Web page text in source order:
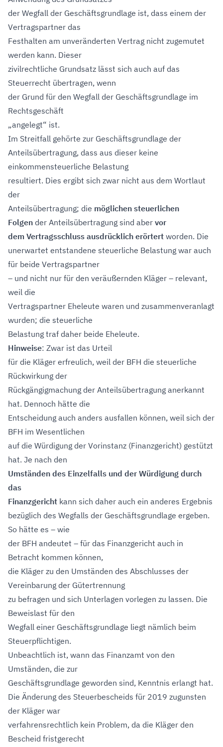
der Wegfall der Geschäftsgrundlage ist, dass einem der
Vertragspartner das
Festhalten am unveränderten Vertrag nicht zugemutet
werden kann. Dieser
zivilrechtliche Grundsatz lässt sich auch auf das
Steuerrecht übertragen, wenn
der Grund für den Wegfall der Geschäftsgrundlage im
Rechtsgeschäft
„angelegt“ ist.
Im Streitfall gehörte zur Geschäftsgrundlage der
Anteilsübertragung, dass aus dieser keine
einkommensteuerliche Belastung
resultiert. Dies ergibt sich zwar nicht aus dem Wortlaut
der
Anteilsübertragung; die möglichen steuerlichen
Folgen der Anteilsübertragung sind aber vor
dem Vertragsschluss ausdrücklich erörtert worden. Die
unerwartet entstandene steuerliche Belastung war auch
für beide Vertragspartner
– und nicht nur für den veräußernden Kläger – relevant,
weil die
Vertragspartner Eheleute waren und zusammenveranlagt
wurden; die steuerliche
Belastung traf daher beide Eheleute.
Hinweise: Zwar ist das Urteil
für die Kläger erfreulich, weil der BFH die steuerliche
Rückwirkung der
Rückgängigmachung der Anteilsübertragung anerkannt
hat. Dennoch hätte die
Entscheidung auch anders ausfallen können, weil sich der
BFH im Wesentlichen
auf die Würdigung der Vorinstanz (Finanzgericht) gestützt
hat. Je nach den
Umständen des Einzelfalls und der Würdigung durch
das
Finanzgericht kann sich daher auch ein anderes Ergebnis
bezüglich des Wegfalls der Geschäftsgrundlage ergeben.
So hätte es – wie
der BFH andeutet – für das Finanzgericht auch in
Betracht kommen können,
die Kläger zu den Umständen des Abschlusses der
Vereinbarung der Gütertrennung
zu befragen und sich Unterlagen vorlegen zu lassen. Die
Beweislast für den
Wegfall einer Geschäftsgrundlage liegt nämlich beim
Steuerpflichtigen.
Unbeachtlich ist, wann das Finanzamt von den
Umständen, die zur
Geschäftsgrundlage geworden sind, Kenntnis erlangt hat.
Die Änderung des Steuerbescheids für 2019 zugunsten
der Kläger war
verfahrensrechtlich kein Problem, da die Kläger den
Bescheid fristgerecht